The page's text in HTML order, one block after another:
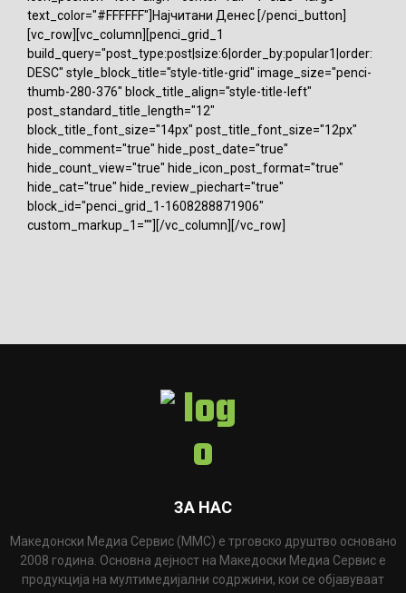
text_color="#FFFFFF"]Најчитани Денес [/penci_button]
[vc_row][vc_column][penci_grid_1
build_query="post_type:post|size:6|order_by:popular1|order:
DESC" style_block_title="style-title-grid" image_size="penci-
thumb-280-376" block_title_align="style-title-left"
post_standard_title_length="12"
block_title_font_size="14px" post_title_font_size="12px"
hide_comment="true" hide_post_date="true"
hide_count_view="true" hide_icon_post_format="true"
hide_cat="true" hide_review_piechart="true"
block_id="penci_grid_1-1608288871906"
custom_markup_1=""][/vc_column][/vc_row]
ЗА НАС
Македонски Медиа Сервис (ММС) е трговско друштво основано
2008 година. Основна дејност на Македоски Медиа Сервис е
продукција на мултимедијални содржини, кои се објавуваат